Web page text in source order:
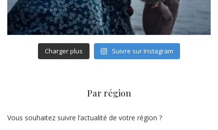
Charger plus Suivre sur Instagram
Par région
Vous souhaitez suivre l’actualité de votre région ?